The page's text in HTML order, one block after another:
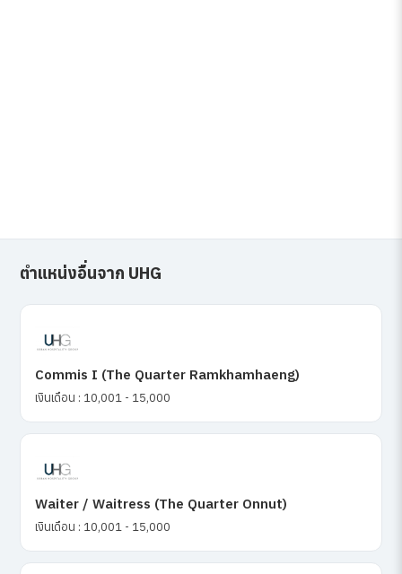
ตำแหน่งอื่นจาก UHG
Commis I (The Quarter Ramkhamhaeng)
เงินเดือน : 10,001 - 15,000
Waiter / Waitress (The Quarter Onnut)
เงินเดือน : 10,001 - 15,000